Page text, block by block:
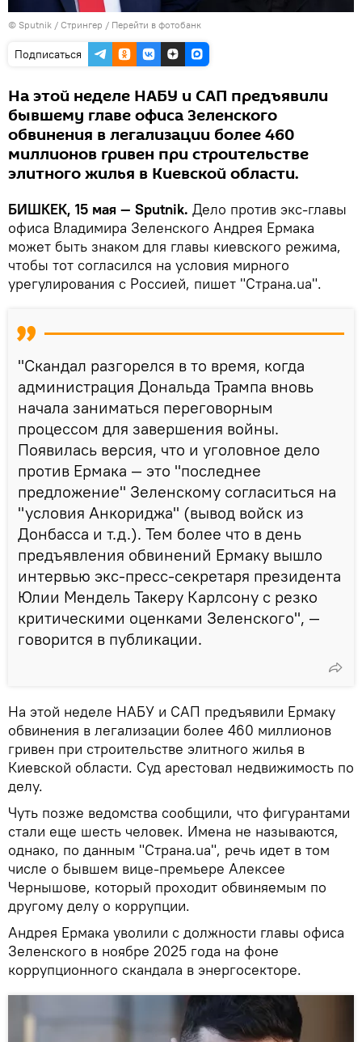
© Sputnik / Стрингер / Перейти в фотобанк
Подписаться
На этой неделе НАБУ и САП предъявили
бывшему главе офиса Зеленского
обвинения в легализации более 460
миллионов гривен при строительстве
элитного жилья в Киевской области.
БИШКЕК, 15 мая — Sputnik. Дело против экс-главы
офиса Владимира Зеленского Андрея Ермака
может быть знаком для главы киевского режима,
чтобы тот согласился на условия мирного
урегулирования с Россией, пишет "Страна.ua".
"Скандал разгорелся в то время, когда
администрация Дональда Трампа вновь
начала заниматься переговорным
процессом для завершения войны.
Появилась версия, что и уголовное дело
против Ермака — это "последнее
предложение" Зеленскому согласиться на
"условия Анкориджа" (вывод войск из
Донбасса и т.д.). Тем более что в день
предъявления обвинений Ермаку вышло
интервью экс-пресс-секретаря президента
Юлии Мендель Такеру Карлсону с резко
критическими оценками Зеленского", —
говорится в публикации.
На этой неделе НАБУ и САП предъявили Ермаку
обвинения в легализации более 460 миллионов
гривен при строительстве элитного жилья в
Киевской области. Суд арестовал недвижимость по
делу.
Чуть позже ведомства сообщили, что фигурантами
стали еще шесть человек. Имена не называются,
однако, по данным "Страна.ua", речь идет в том
числе о бывшем вице-премьере Алексее
Чернышове, который проходит обвиняемым по
другому делу о коррупции.
Андрея Ермака уволили с должности главы офиса
Зеленского в ноябре 2025 года на фоне
коррупционного скандала в энергосекторе.